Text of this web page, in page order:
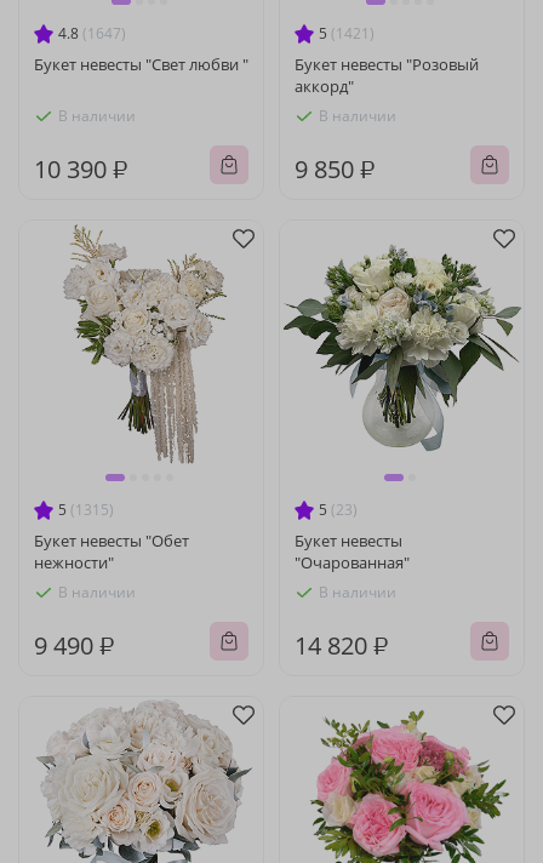
4.8 (1647)
Букет невесты "Свет любви "
В наличии
10 390 ₽
5 (1421)
Букет невесты "Розовый
аккорд"
В наличии
9 850 ₽
5 (1315)
Букет невесты "Обет
нежности"
В наличии
9 490 ₽
5 (23)
Букет невесты
"Очарованная"
В наличии
14 820 ₽